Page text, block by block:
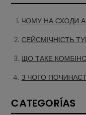
ЧОМУ НА СХОДИ
СЕЙСМІЧНІСТЬ
ЩО ТАКЕ
З ЧОГО
CATEGORÍAS